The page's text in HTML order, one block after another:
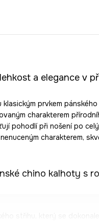
a elegance v
prvkem
charakterem
pohodlí při nošení po
charakterem,
chino kalhoty s